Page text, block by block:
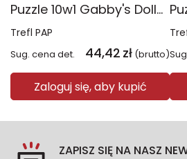
Puzzle 10w1 Gabby's Dollhouse Gabby i jej świat 96014
Trefl PAP
Sug. cena det. 44,42 zł (brutto)
Zaloguj się, aby kupić
ZAPISZ SIĘ NA NASZ